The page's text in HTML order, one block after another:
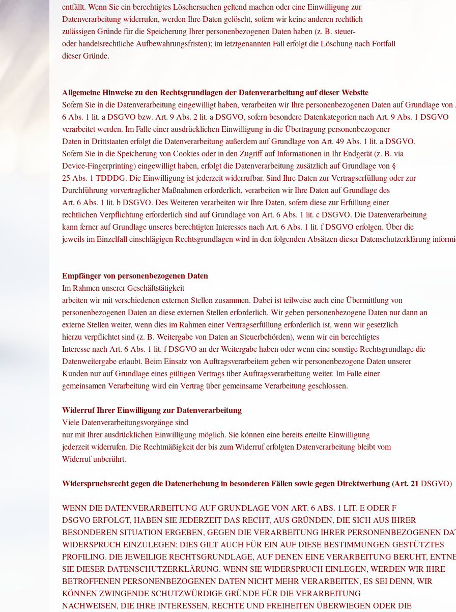
entfällt. Wenn Sie ein berechtigtes Löschersuchen geltend machen oder eine Einwilligung zur
Datenverarbeitung widerrufen, werden Ihre Daten gelöscht, sofern wir keine anderen rechtlich
zulässigen Gründe für die Speicherung Ihrer personenbezogenen Daten haben (z. B. steuer-
oder handelsrechtliche Aufbewahrungsfristen); im letztgenannten Fall erfolgt die Löschung nach Fortfall
dieser Gründe.
Allgemeine Hinweise zu den Rechtsgrundlagen der Datenverarbeitung auf dieser Website
Sofern Siein die Datenverarbeitung eingewilligt haben, verarbeiten wir Ihre personenbezogenen Daten auf Grundlage
6 Abs. 1 lit. a DSGVO bzw. Art. 9 Abs. 2 lit. a DSGVO, sofern besondere Datenkategorien nach Art. 9 Abs. 1 DSGVO
verarbeitet werden. Im Falle einer ausdrücklichen Einwilligung in die Übertragung personenbezogener
Daten in Drittstaaten erfolgt die Datenverarbeitung außerdem auf Grundlage von Art. 49 Abs. 1 lit. a DSGVO.
Sofern Sie in die Speicherung von Cookies oder in den Zugriff auf Informationen in Ihr Endgerät (z. B. via
Device-Fingerprinting) eingewilligt haben, erfolgt die Datenverarbeitung zusätzlich auf Grundlage von §
25 Abs. 1 TDDDG. Die Einwilligung ist jederzeit widerrufbar. Sind Ihre Daten zur Vertragserfüllung oder zur
Durchführung vorvertraglicher Maßnahmen erforderlich, verarbeiten wir Ihre Daten auf Grundlage des
Art. 6 Abs. 1 lit. b DSGVO. Des Weiteren verarbeiten wir Ihre Daten, sofern diese zur Erfüllung einer
rechtlichen Verpflichtung erforderlich sind auf Grundlage von Art. 6 Abs. 1 lit. c DSGVO. Die Datenverarbeitung
kann ferner auf Grundlage unseres berechtigten Interesses nach Art. 6 Abs. 1 lit. f DSGVO erfolgen. Über die
jeweils im Einzelfall einschlägigen Rechtsgrundlagen wird in den folgenden Absätzen dieserDatenschutzerklärung
Empfänger von personenbezogenen Daten
Im Rahmen unserer Geschäftstätigkeit
arbeiten wir mit verschiedenen externen Stellen zusammen. Dabei ist teilweise auch eine Übermittlung von
personenbezogenen Daten an diese externen Stellen erforderlich. Wir geben personenbezogene Daten nur dann an
externe Stellen weiter, wenn dies im Rahmen einer Vertragserfüllung erforderlich ist, wenn wir gesetzlich
hierzu verpflichtet sind (z. B. Weitergabe von Daten an Steuerbehörden), wenn wir ein berechtigtes
Interesse nach Art. 6 Abs. 1 lit. f DSGVO an der Weitergabe haben oder wenn eine sonstige Rechtsgrundlage die
Datenweitergabe erlaubt. Beim Einsatz von Auftragsverarbeitern geben wir personenbezogene Daten unserer
Kunden nur auf Grundlage eines gültigen Vertrags über Auftragsverarbeitung weiter. Im Falle einer
gemeinsamen Verarbeitung wird ein Vertrag über gemeinsame Verarbeitung geschlossen.
Widerruf Ihrer Einwilligung zur Datenverarbeitung
Viele Datenverarbeitungsvorgänge sind
nur mit Ihrer ausdrücklichen Einwilligung möglich. Sie können eine bereits erteilte Einwilligung
jederzeit widerrufen. Die Rechtmäßigkeit der bis zum Widerruf erfolgten Datenverarbeitung bleibt vom
Widerruf unberührt.
Widerspruchsrecht gegen die Datenerhebung in besonderen Fällen sowie gegen Direktwerbung (Art. 21 DSGVO)
WENN DIE DATENVERARBEITUNG AUF GRUNDLAGE VON ART. 6 ABS. 1 LIT. E ODER F
DSGVO ERFOLGT, HABEN SIE JEDERZEIT DAS RECHT, AUS GRÜNDEN, DIE SICH AUS IHRER
BESONDEREN SITUATION ERGEBEN, GEGEN DIE VERARBEITUNG IHRER PERSONENBEZOGENEN
WIDERSPRUCH EINZULEGEN; DIES GILT AUCH FÜR EIN AUF DIESE BESTIMMUNGEN GESTÜTZTES
PROFILING. DIE JEWEILIGE RECHTSGRUNDLAGE, AUF DENEN EINE VERARBEITUNG BERUHT,
SIE DIESER DATENSCHUTZERKLÄRUNG. WENN SIE WIDERSPRUCH EINLEGEN, WERDEN WIR IHRE
BETROFFENEN PERSONENBEZOGENEN DATEN NICHT MEHR VERARBEITEN, ES SEI DENN, WIR
KÖNNEN ZWINGENDE SCHUTZWÜRDIGE GRÜNDE FÜR DIE VERARBEITUNG
NACHWEISEN, DIE IHRE INTERESSEN, RECHTE UND FREIHEITEN ÜBERWIEGEN ODER DIE